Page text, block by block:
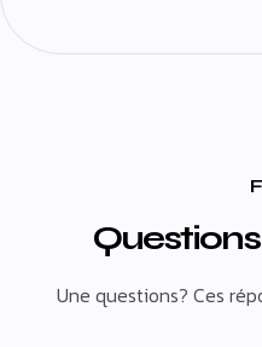
Une questions? Ces